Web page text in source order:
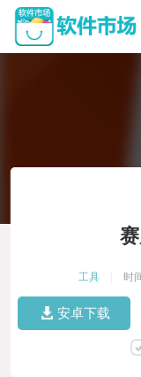
工具 时
安卓下载